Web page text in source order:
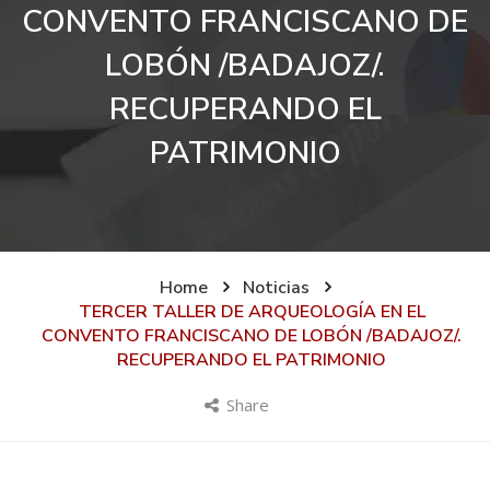
CONVENTO FRANCISCANO DE
LOBÓN /BADAJOZ/.
RECUPERANDO EL
PATRIMONIO
Home
Noticias
TERCER TALLER DE ARQUEOLOGÍA EN EL
CONVENTO FRANCISCANO DE LOBÓN /BADAJOZ/.
RECUPERANDO EL PATRIMONIO
Share